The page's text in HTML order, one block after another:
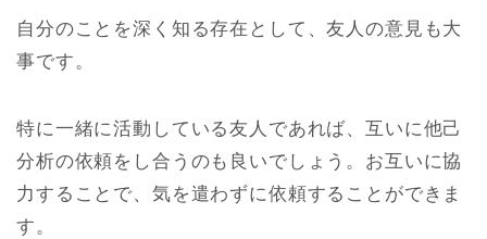
自分のことを深く知る存在として、友人の意見も大
事です。
特に一緒に活動している友人であれば、互いに他己
分析の依頼をし合うのも良いでしょう。お互いに協
力することで、気を遣わずに依頼することができま
す。